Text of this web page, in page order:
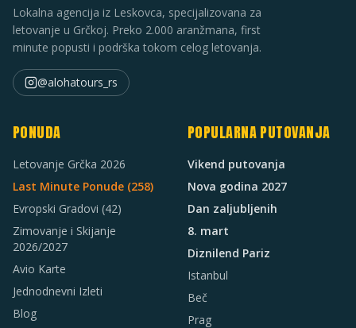
Lokalna agencija iz Leskovca, specijalizovana za
letovanje u Grčkoj. Preko 2.000 aranžmana, first
minute popusti i podrška tokom celog letovanja.
@alohatours_rs
PONUDA
Letovanje Grčka 2026
Last Minute Ponude (258)
Evropski Gradovi (42)
Zimovanje i Skijanje
2026/2027
Avio Karte
Jednodnevni Izleti
Blog
POPULARNA PUTOVANJA
Vikend putovanja
Nova godina 2027
Dan zaljubljenih
8. mart
Diznilend Pariz
Istanbul
Beč
Prag